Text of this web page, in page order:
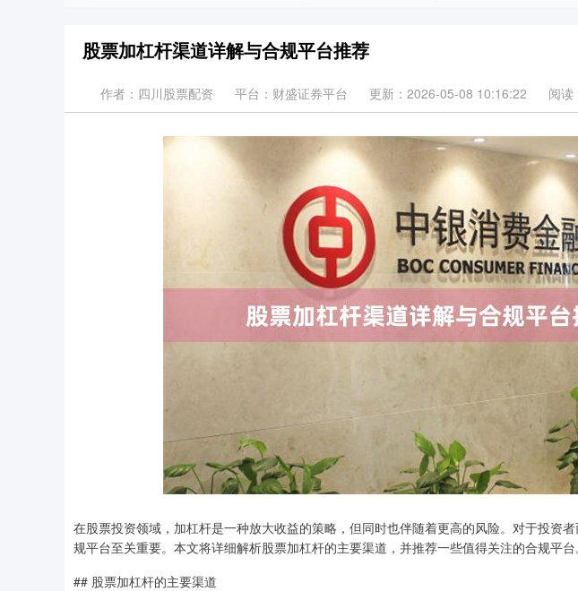
股票加杠杆渠道详解与合规平台推荐
作者：四川股票配资 平台：财盛证券平台 更新：2026-05-08 10:16:22 阅读
在股票投资领域，加杠杆是一种放大收益的策略，但同时也伴随着更高的风险。对于投资
规平台至关重要。本文将详细解析股票加杠杆的主要渠道，并推荐一些值得关注的合规平台
## 股票加杠杆的主要渠道